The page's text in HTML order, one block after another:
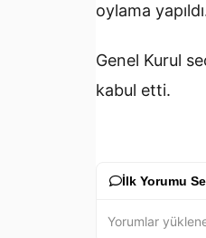
oylama
Genel Kurul
kabul etti.
İlk Yorumu
Yorumlar